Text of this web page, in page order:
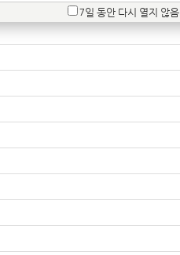
7일 동안 다시 열지 않음